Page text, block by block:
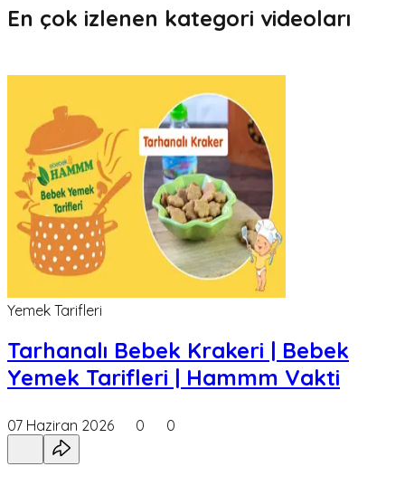
En çok izlenen kategori videoları
Yemek Tarifleri
Tarhanalı Bebek Krakeri | Bebek
Yemek Tarifleri | Hammm Vakti
07 Haziran 2026 0 0